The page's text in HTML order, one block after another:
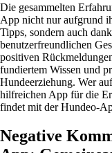
Die gesammelten
App nicht nur aufgrund
Tipps, sondern auch
benutzerfreundlichen
positiven
fundiertem Wissen und
Hundeerziehung. Wer
hilfreichen App für die
findet mit der Hundeo-
Negative